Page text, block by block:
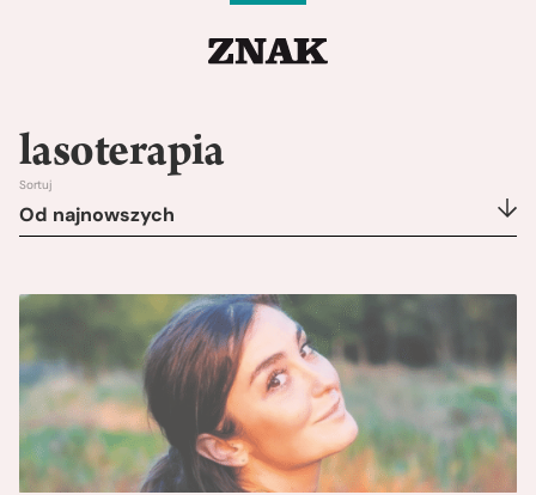
lasoterapia
Sortuj
Od najnowszych